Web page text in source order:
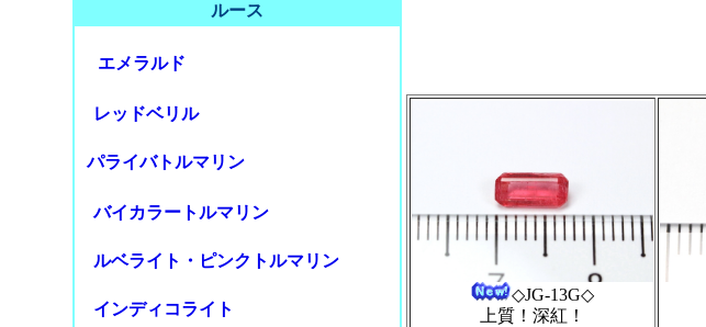
ルース
エメラルド
レッドベリル
パライバトルマリン
バイカラートルマリン
ルベライト・ピンクトルマリン
インディコライト
◇JG-13G◇
上質！深紅！